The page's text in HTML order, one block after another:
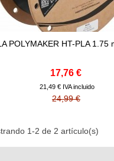
Comprar
POLYMAKER HT-PLA 1.75
17,76 €
21,49 € IVA incluido
24,99 €
1-2 de 2 artículo(s)